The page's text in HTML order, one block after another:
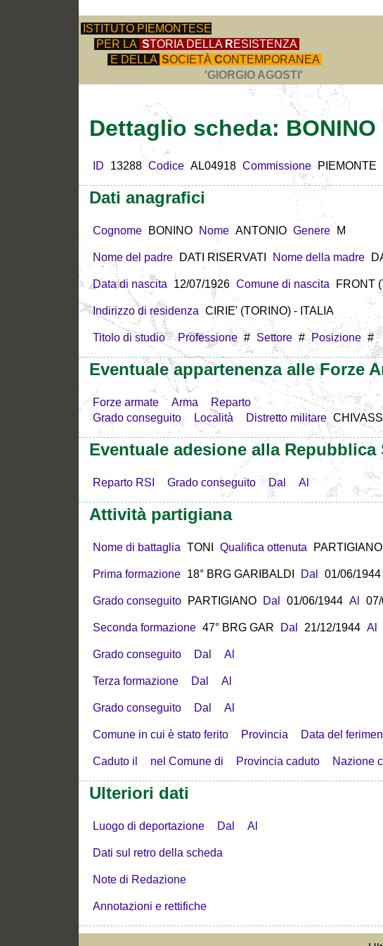
ISTITUTO PIEMONTESE
PER LA STORIA DELLA RESISTENZA
E DELLA SOCIETÀ CONTEMPORANEA
'GIORGIO AGOSTI'
Dettaglio scheda: BONINO
ID 13288 Codice AL04918 Commissione PIEMONTE
Dati anagrafici
Cognome BONINO Nome ANTONIO Genere M
Nome del padre DATI RISERVATI Nome della madre
Data di nascita 12/07/1926 Comune di nascita FRONT
Indirizzo di residenza CIRIE' (TORINO) - ITALIA
Titolo di studio Professione # Settore # Posizione #
Eventuale appartenenza alle Forze
Forze armate Arma
Reparto
Grado conseguito
Località Distretto militare
Eventuale adesione alla Repubblica
Reparto RSI Grado conseguito Dal Al
Attività partigiana
Nome di battaglia TONI Qualifica ottenuta PARTIGIANO
Prima formazione 18° BRG GARIBALDI Dal 01/06/1944
Grado conseguito PARTIGIANO Dal 01/06/1944 Al
Seconda formazione 47° BRG GAR Dal 21/12/1944 Al
Grado conseguito Dal Al
Terza formazione Dal Al
Grado conseguito Dal Al
Comune in cui è stato ferito Provincia Data del
Caduto il nel Comune di Provincia caduto Nazione
Ulteriori dati
Luogo di deportazione Dal Al
Dati sul retro della scheda
Note di Redazione
Annotazioni e rettifiche